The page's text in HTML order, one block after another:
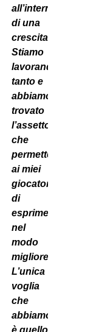
all’interno
di una
crescita.
Stiamo
lavorando
tanto e
abbiamo
trovato
l’assetto
che
permette
ai miei
giocatori
di
esprimersi
nel
modo
migliore.
L’unica
voglia
che
abbiamo